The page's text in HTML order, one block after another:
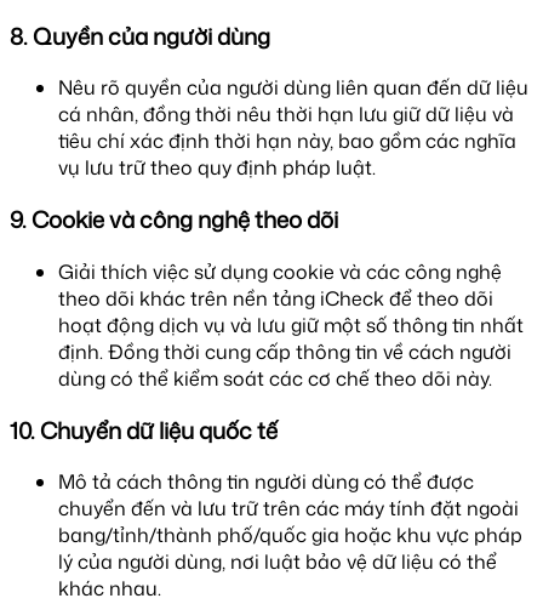
8. Quyền của người dùng
Nêu rõ quyền của người dùng liên quan đến dữ liệu
cá nhân, đồng thời nêu thời hạn lưu giữ dữ liệu và
tiêu chí xác định thời hạn này, bao gồm các nghĩa
vụ lưu trữ theo quy định pháp luật.
9. Cookie và công nghệ theo dõi
Giải thích việc sử dụng cookie và các công nghệ
theo dõi khác trên nền tảng iCheck để theo dõi
hoạt động dịch vụ và lưu giữ một số thông tin nhất
định. Đồng thời cung cấp thông tin về cách người
dùng có thể kiểm soát các cơ chế theo dõi này.
10. Chuyển dữ liệu quốc tế
Mô tả cách thông tin người dùng có thể được
chuyển đến và lưu trữ trên các máy tính đặt ngoài
bang/tỉnh/thành phố/quốc gia hoặc khu vực pháp
lý của người dùng, nơi luật bảo vệ dữ liệu có thể
khác nhau.